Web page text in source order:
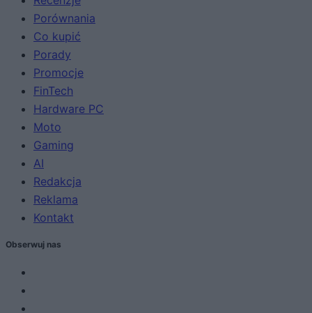
Porównania
Co kupić
Porady
Promocje
FinTech
Hardware PC
Moto
Gaming
AI
Redakcja
Reklama
Kontakt
Obserwuj nas